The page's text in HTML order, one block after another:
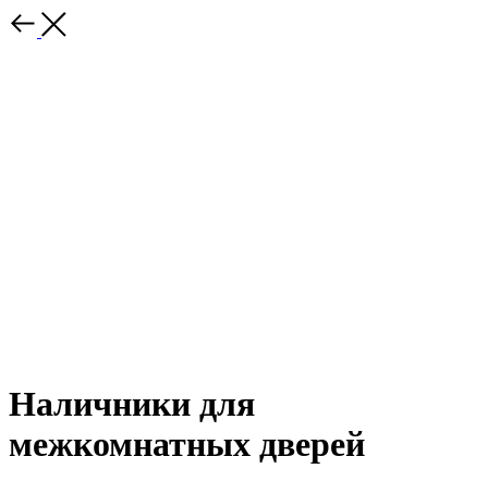
Наличники для
межкомнатных дверей